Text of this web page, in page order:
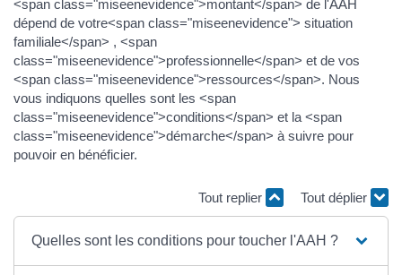
<span class="miseenevidence">montant</span> de l'AAH
dépend de votre<span class="miseenevidence"> situation
familiale</span> , <span
class="miseenevidence">professionnelle</span> et de vos
<span class="miseenevidence">ressources</span>. Nous
vous indiquons quelles sont les <span
class="miseenevidence">conditions</span> et la <span
class="miseenevidence">démarche</span> à suivre pour
pouvoir en bénéficier.
Tout replier Tout déplier
Quelles sont les conditions pour toucher l'AAH ?